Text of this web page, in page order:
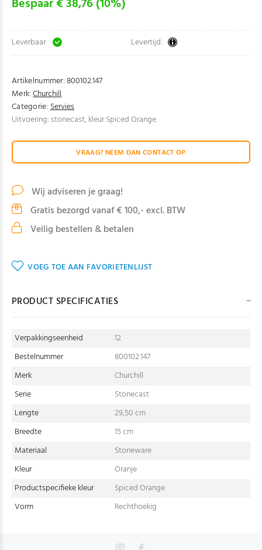
Bespaar € 38,76 (10%)
Leverbaar: Levertijd:
Artikelnummer:800102.147
Merk:Churchill
Categorie:Servies
Uitvoering: stonecast, kleur Spiced Orange.
VRAAG? NEEM DAN CONTACT OP
Wij adviseren je graag!
Gratis bezorgd vanaf € 100,- excl. BTW
Veilig bestellen & betalen
VOEG TOE AAN FAVORIETENLIJST
PRODUCT SPECIFICATIES
Verpakkingseenheid
12
Bestelnummer
800102.147
Merk
Churchill
Serie
Stonecast
Lengte
29,50 cm
Breedte
15 cm
Materiaal
Stoneware
Kleur
Oranje
Productspecifieke kleur
Spiced Orange
Vorm
Rechthoekig